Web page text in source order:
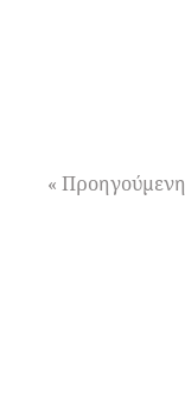
« Προηγούμενη